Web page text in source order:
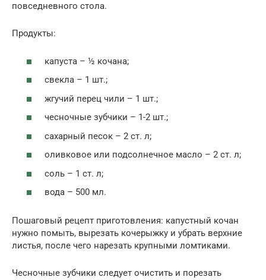
повседневного стола.
Продукты:
капуста – ½ кочана;
свекла – 1 шт.;
жгучий перец чили – 1 шт.;
чесночные зубчики – 1-2 шт.;
сахарный песок – 2 ст. л;
оливковое или подсолнечное масло – 2 ст. л;
соль – 1 ст. л;
вода – 500 мл.
Пошаговый рецепт приготовления: капустный кочан
нужно помыть, вырезать кочерыжку и убрать верхние
листья, после чего нарезать крупными ломтиками.
Чесночные зубчики следует очистить и порезать